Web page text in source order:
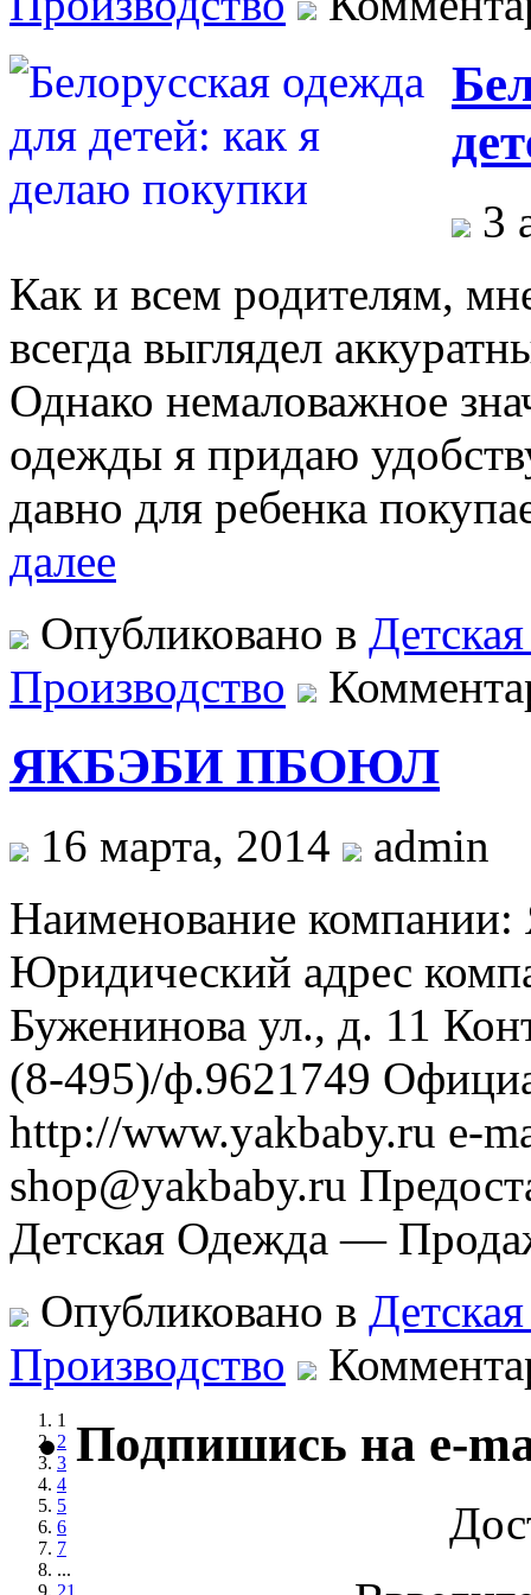
3
Как и всем родителям,
всегда выглядел
Однако немаловажное
одежды я придаю
давно для ребенка
далее
Опубликовано в
Производство
ЯКБЭБИ ПБОЮЛ
16 марта, 2014
admin
Наименование
Юридический адрес
Буженинова ул., д. 11
(8-495)/ф.9621749
http://www.yakbaby.ru e-
shop@yakbaby.ru
Детская Одежда —
Опубликовано в
Производство
1
2
3
4
5
6
7
...
21
Подпишись на e-